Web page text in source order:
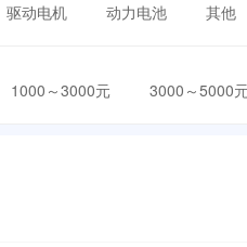
驱动电机 动力电池 其他
1000～3000元 3000～5000